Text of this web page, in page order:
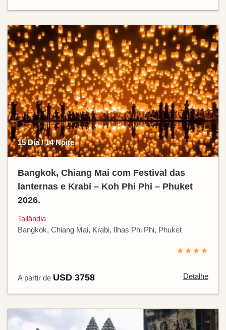
15 Dia / 14 Noite
Bangkok, Chiang Mai com Festival das
lanternas e Krabi – Koh Phi Phi – Phuket
2026.
Tailândia
Bangkok, Chiang Mai, Krabi, Ilhas Phi Phi, Phuket
★★★★
A partir de USD 3758 Detalhe